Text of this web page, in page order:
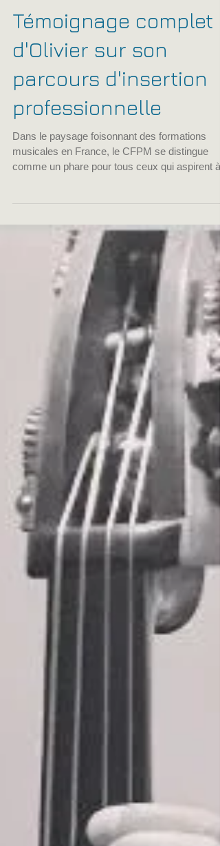
Ancien CFPM -
Témoignage complet
d'Olivier sur son
parcours d'insertion
professionnelle
Dans le paysage foisonnant des formations
musicales en France, le CFPM se distingue
1998, le CFPM s'est imposé comme le premier
réseau de France dédié à la formation
professionnelle d'adultes dans ce domaine. Loin
d'être une simple école, le CFPM est une
véritable communauté de passionnés, où
l'excellence musicale rencontre l'insertion profe